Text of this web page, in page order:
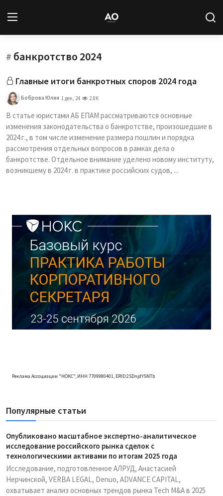
Вход Регистрация
Новости
Авторы
Архив
# банкротство 2024
Главные итоги банкротных споров 2024 года
Боброва Юлия 1 дек, 24 2.8K
В статье юристами АБ ЕПАМ рассматриваются основные
изменения законодательства о банкротстве, произошедшие в
2024 г., в том числе изменение размера пошлин и порядка
рассмотрения отдельных вопросов в рамках дела о
банкротстве. Отдельное внимание уделено новому институту,
возникшему в 2024 г. в практике российских судов, ...
Реклама Ассоциации "НОКС", ИНН 7709980401, ERID:2SDnjdY5NTb
Популярные статьи
Опубликовано масштабное экспертно-аналитическое
исследование российского рынка сделок с
технологическими активами по итогам 2025 года
Исследование, подготовленное АЛРУД, Анастасией
Нерчинской, VERBA LEGAL, Denuo, ADVANCE CAPITAL,
охватывает анализ основных трендов рынка Tech M&A в 2025